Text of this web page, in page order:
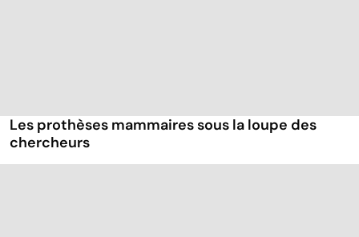
Les prothèses mammaires sous la loupe des
chercheurs